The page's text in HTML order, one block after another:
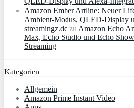
Amazon Ember Artline: Neuer
Ambient‑Modus, QLED‑Display
streamingz.de zu Amazon Echo
Max, Echo Studio und Echo
Streaming
Kategorien
Allgemein
Amazon Prime Instant Video